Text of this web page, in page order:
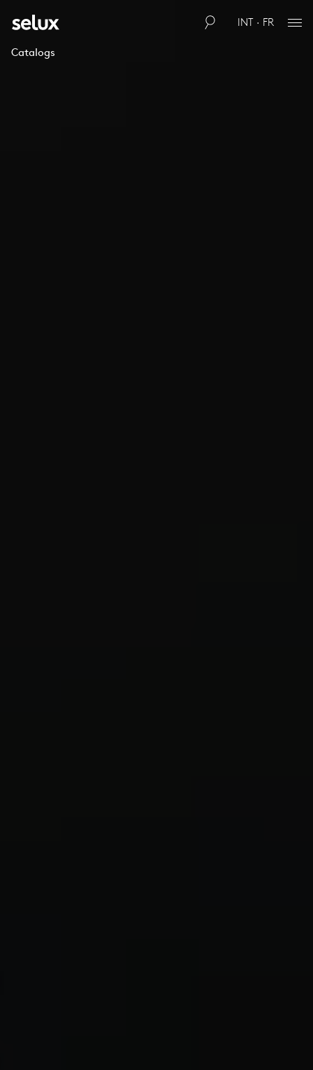
INT · FR
Catalogs